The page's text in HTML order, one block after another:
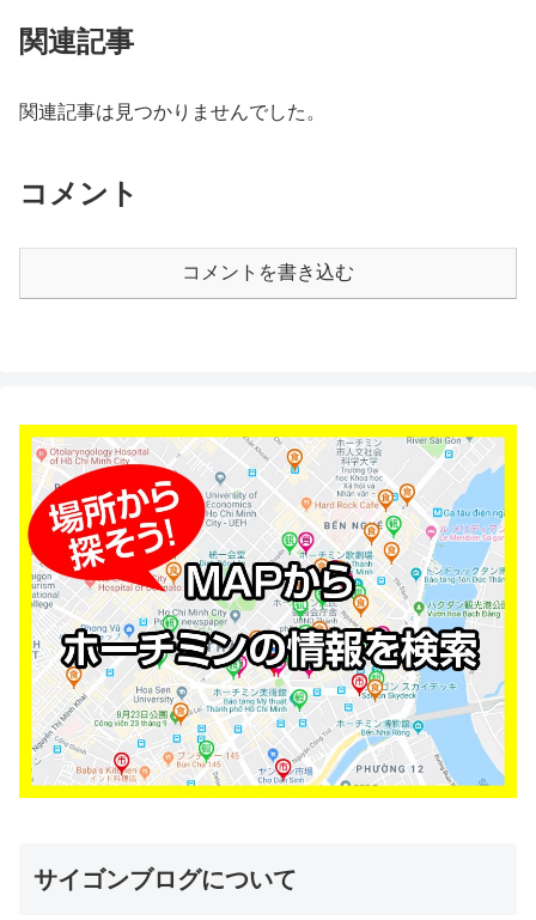
関連記事
関連記事は見つかりませんでした。
コメント
コメントを書き込む
サイゴンブログについて